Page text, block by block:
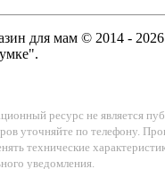
для мам © 2014 - 2026
ресурс не является
уточняйте по телефону.
технические
уведомления.